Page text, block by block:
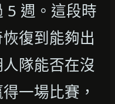
5 週。這段時
復到能夠出
隊能否在沒
一場比賽，